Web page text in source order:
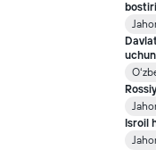
Isroil